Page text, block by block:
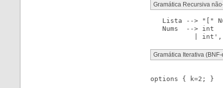
Gramática Recursiva
Lista --> "["
   Nums  --> int
Gramática Iterativa
options { k=2; }